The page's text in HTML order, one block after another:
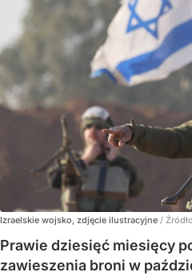
Izraelskie wojsko, zdjęcie ilustracyjne /
Prawie dziesięć miesięcy
zawieszenia broni w